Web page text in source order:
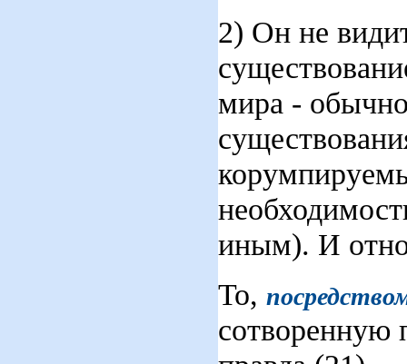
2) Он не
мира -
иным). И
То,
сотворенную